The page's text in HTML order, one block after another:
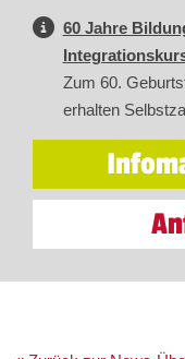
60 Jahre
Zum 60.
erhalten